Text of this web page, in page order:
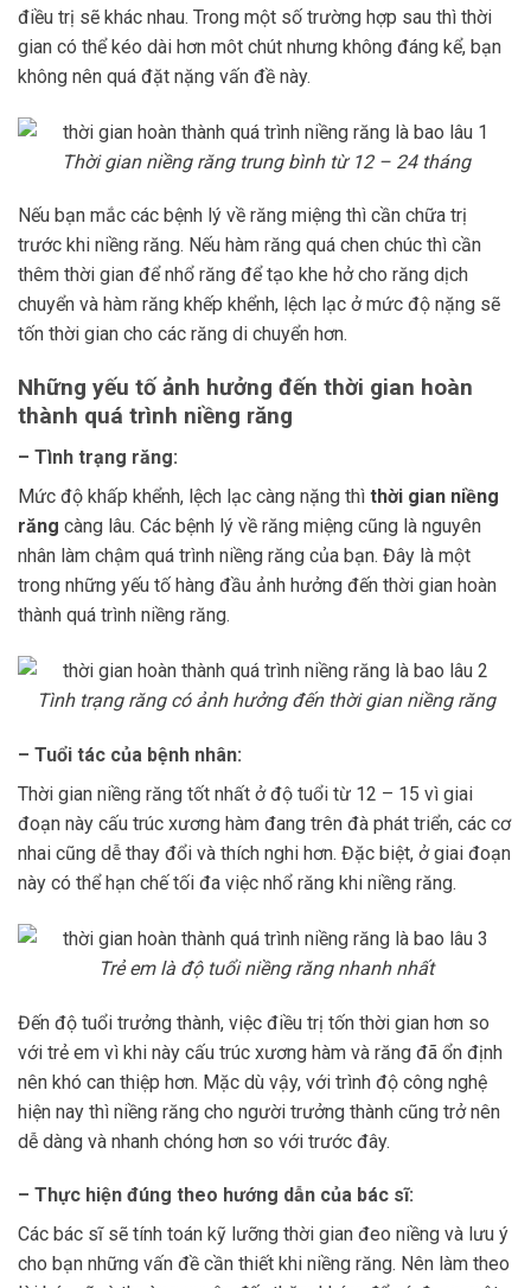
điều trị sẽ khác nhau. Trong một số trường hợp sau thì thời
gian có thể kéo dài hơn môt chút nhưng không đáng kể, bạn
không nên quá đặt nặng vấn đề này.
Thời gian niềng răng trung bình từ 12 – 24 tháng
Nếu bạn mắc các bệnh lý về răng miệng thì cần chữa trị
trước khi niềng răng. Nếu hàm răng quá chen chúc thì cần
thêm thời gian để nhổ răng để tạo khe hở cho răng dịch
chuyển và hàm răng khếp khểnh, lệch lạc ở mức độ nặng sẽ
tốn thời gian cho các răng di chuyển hơn.
Những yếu tố ảnh hưởng đến thời gian hoàn
thành quá trình niềng răng
– Tình trạng răng:
Mức độ khấp khểnh, lệch lạc càng nặng thì thời gian niềng
răng càng lâu. Các bệnh lý về răng miệng cũng là nguyên
nhân làm chậm quá trình niềng răng của bạn. Đây là một
trong những yếu tố hàng đầu ảnh hưởng đến thời gian hoàn
thành quá trình niềng răng.
Tình trạng răng có ảnh hưởng đến thời gian niềng răng
– Tuổi tác của bệnh nhân:
Thời gian niềng răng tốt nhất ở độ tuổi từ 12 – 15 vì giai
đoạn này cấu trúc xương hàm đang trên đà phát triển, các cơ
nhai cũng dễ thay đổi và thích nghi hơn. Đặc biệt, ở giai đoạn
này có thể hạn chế tối đa việc nhổ răng khi niềng răng.
Trẻ em là độ tuổi niềng răng nhanh nhất
Đến độ tuổi trưởng thành, việc điều trị tốn thời gian hơn so
với trẻ em vì khi này cấu trúc xương hàm và răng đã ổn định
nên khó can thiệp hơn. Mặc dù vậy, với trình độ công nghệ
hiện nay thì niềng răng cho người trưởng thành cũng trở nên
dễ dàng và nhanh chóng hơn so với trước đây.
– Thực hiện đúng theo hướng dẫn của bác sĩ:
Các bác sĩ sẽ tính toán kỹ lưỡng thời gian đeo niềng và lưu ý
cho bạn những vấn đề cần thiết khi niềng răng. Nên làm theo